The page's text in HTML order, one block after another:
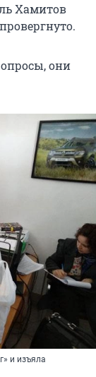
Хамитов
они
и изъяла